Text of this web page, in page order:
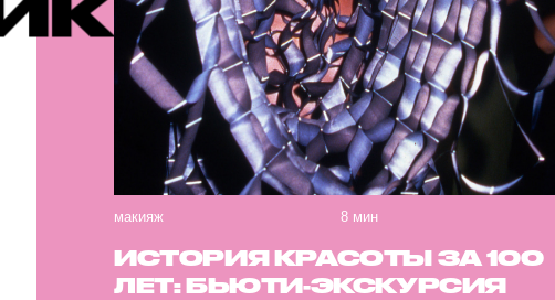
макияж 8 мин
ИСТОРИЯ КРАСОТЫ ЗА 100
ЛЕТ: БЬЮТИ-ЭКСКУРСИЯ